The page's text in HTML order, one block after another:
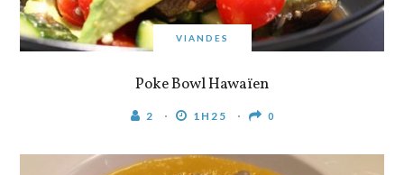
VIANDES
Poke Bowl Hawaïen
2 1H25 0